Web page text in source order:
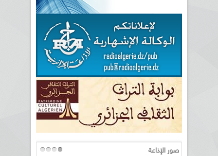
صور الإذاعة